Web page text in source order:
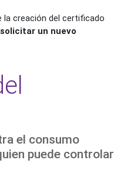
la creación del certificado
un nuevo
el consumo
puede controlar